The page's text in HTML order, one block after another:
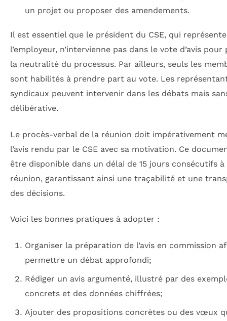
un projet ou proposer des amendements.
Il est essentiel que le président du CSE, qui représente
l’employeur, n’intervienne pas dans le vote d’avis pour
la neutralité du processus. Par ailleurs, seuls les
sont habilités à prendre part au vote. Les
syndicaux peuvent intervenir dans les débats mais
délibérative.
Le procès-verbal de la réunion doit impérativement
l’avis rendu par le CSE avec sa motivation. Ce
être disponible dans un délai de 15 jours consécutifs à
réunion, garantissant ainsi une traçabilité et une
des décisions.
Voici les bonnes pratiques à adopter :
Organiser la préparation de l’avis en commission
permettre un débat approfondi;
Rédiger un avis argumenté, illustré par des
concrets et des données chiffrées;
Ajouter des propositions concrètes ou des vœux